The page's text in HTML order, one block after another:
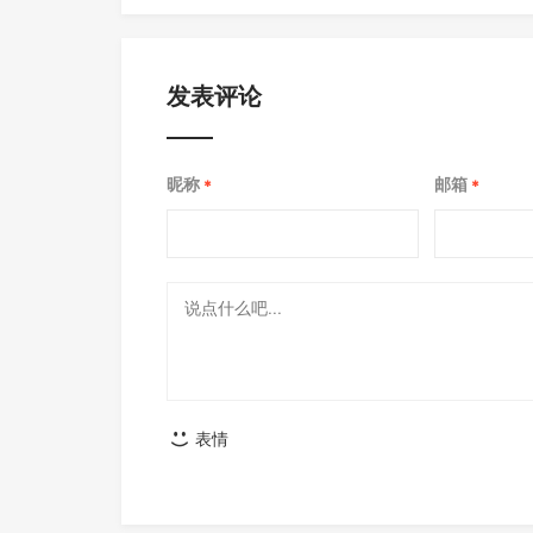
发表评论
昵称 * 邮箱 *
表情